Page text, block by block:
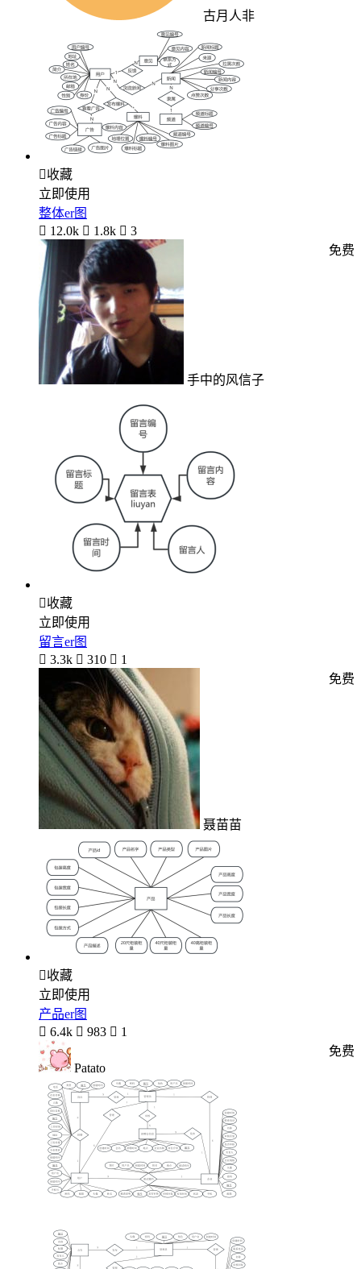
古月人非
收藏
立即使用
整体er图
 12.0k  1.8k  3
手中的风信子
免费
收藏
立即使用
留言er图
 3.3k  310  1
聂苗苗
免费
收藏
立即使用
产品er图
 6.4k  983  1
Patato
免费